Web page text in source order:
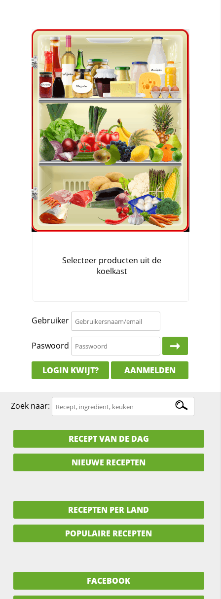
Gebruiker
Paswoord
LOGIN KWIJT? AANMELDEN
Zoek naar:
RECEPT VAN DE DAG
NIEUWE RECEPTEN
RECEPTEN PER LAND
POPULAIRE RECEPTEN
FACEBOOK